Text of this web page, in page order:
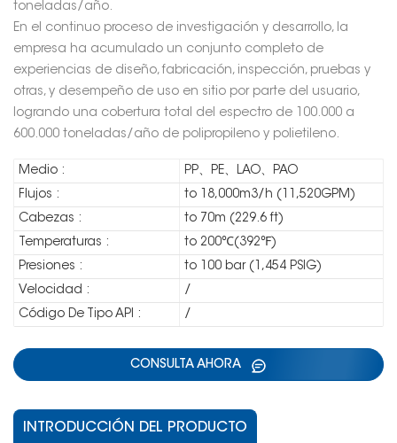
toneladas/año.
En el continuo proceso de investigación y desarrollo, la
empresa ha acumulado un conjunto completo de
experiencias de diseño, fabricación, inspección, pruebas y
otras, y desempeño de uso en sitio por parte del usuario,
logrando una cobertura total del espectro de 100.000 a
600.000 toneladas/año de polipropileno y polietileno.
Medio :
PP、PE、LAO、PAO
Flujos :
to 18,000m3/h (11,520GPM)
Cabezas :
to 70m (229.6 ft)
Temperaturas :
to 200℃(392℉)
Presiones :
to 100 bar (1,454 PSIG)
Velocidad :
/
Código De Tipo API :
/
CONSULTA AHORA
INTRODUCCIÓN DEL PRODUCTO